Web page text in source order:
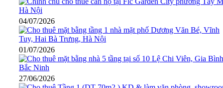
04/07/2026
01/07/2026
27/06/2026